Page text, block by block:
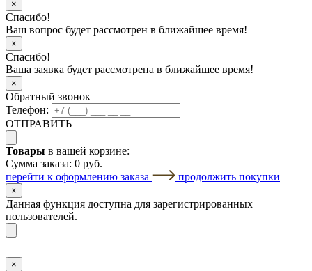
×
Спасибо!
Ваш вопрос будет рассмотрен в ближайшее время!
×
Спасибо!
Ваша заявка будет рассмотрена в ближайшее время!
×
Обратный звонок
Телефон:
ОТПРАВИТЬ
Товары в вашей корзине:
Сумма заказа: 0 руб.
перейти к оформлению заказа
продолжить покупки
×
Данная функция доступна для зарегистрированных
пользователей.
×